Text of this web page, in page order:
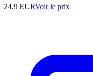
24.9 EURVoir le prix